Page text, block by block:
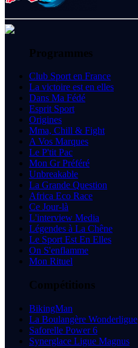
Programmes
Club Sport en France
La victoire est en elles
Dans Ma Fédé
Esprit Sport
Origines
Mma, Chill & Fight
A Vos Marques
Le P'tit Pac
Mon Gr Préféré
Unbreakable
La Grande Question
Africa Eco Race
Ce Jour-là
L'interview Media
Légendes à La Chêne
Le Sport Est En Elles
On S'enflamme
Mon Rituel
Compétitions
BikingMan
La Boulangère Wonderligue
Saforelle Power 6
Synerglace Ligue Magnus